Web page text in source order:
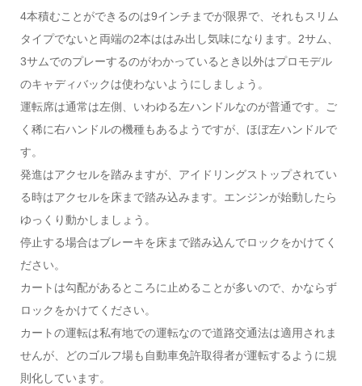
4本積むことができるのは9インチまでが限界で、それもスリム
タイプでないと両端の2本ははみ出し気味になります。2サム、
3サムでのプレーするのがわかっているとき以外はプロモデル
のキャディバックは使わないようにしましょう。
運転席は通常は左側、いわゆる左ハンドルなのが普通です。ご
く稀に右ハンドルの機種もあるようですが、ほぼ左ハンドルで
す。
発進はアクセルを踏みますが、アイドリングストップされてい
る時はアクセルを床まで踏み込みます。エンジンが始動したら
ゆっくり動かしましょう。
停止する場合はブレーキを床まで踏み込んでロックをかけてく
ださい。
カートは勾配があるところに止めることが多いので、かならず
ロックをかけてください。
カートの運転は私有地での運転なので道路交通法は適用されま
せんが、どのゴルフ場も自動車免許取得者が運転するように規
則化しています。